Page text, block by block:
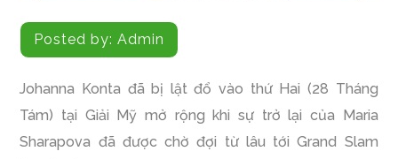
Posted by:Admin
Johanna Konta đã bị lật đổ vào thứ Hai (28 Tháng
Tám) tại Giải Mỹ mở rộng khi sự trở lại của Maria
Sharapova đã được chờ đợi từ lâu tới Grand Slam